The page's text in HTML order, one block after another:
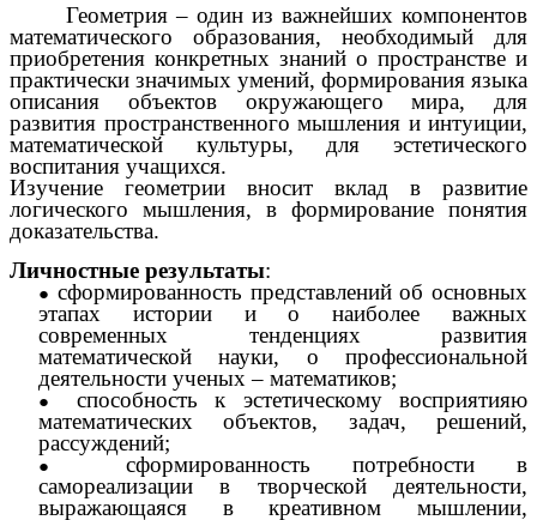
Геометрия – один из важнейших компонентов
математического образования, необходимый для
приобретения конкретных знаний о пространстве и
практически значимых умений, формирования языка
описания объектов окружающего мира, для
развития пространственного мышления и интуиции,
математической культуры, для эстетического
воспитания учащихся.
Изучение геометрии вносит вклад в развитие
логического мышления, в формирование понятия
доказательства.
Личностные результаты:
сформированность представлений об основных
этапах истории и о наиболее важных
современных тенденциях развития
математической науки, о профессиональной
деятельности ученых – математиков;
способность к эстетическому восприятияю
математических объектов, задач, решений,
рассуждений;
сформированность потребности в
самореализации в творческой деятельности,
выражающаяся в креативном мышлении,